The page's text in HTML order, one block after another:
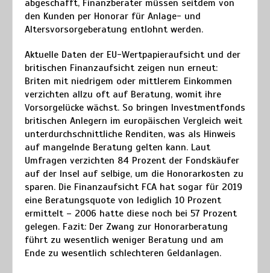
abgeschafft, Finanzberater müssen seitdem von
den Kunden per Honorar für Anlage- und
Altersvorsorgeberatung entlohnt werden.
Aktuelle Daten der EU-Wertpapieraufsicht und der
britischen Finanzaufsicht zeigen nun erneut:
Briten mit niedrigem oder mittlerem Einkommen
verzichten allzu oft auf Beratung, womit ihre
Vorsorgelücke wächst. So bringen Investmentfonds
britischen Anlegern im europäischen Vergleich weit
unterdurchschnittliche Renditen, was als Hinweis
auf mangelnde Beratung gelten kann. Laut
Umfragen verzichten 84 Prozent der Fondskäufer
auf der Insel auf selbige, um die Honorarkosten zu
sparen. Die Finanzaufsicht FCA hat sogar für 2019
eine Beratungsquote von lediglich 10 Prozent
ermittelt – 2006 hatte diese noch bei 57 Prozent
gelegen. Fazit: Der Zwang zur Honorarberatung
führt zu wesentlich weniger Beratung und am
Ende zu wesentlich schlechteren Geldanlagen.